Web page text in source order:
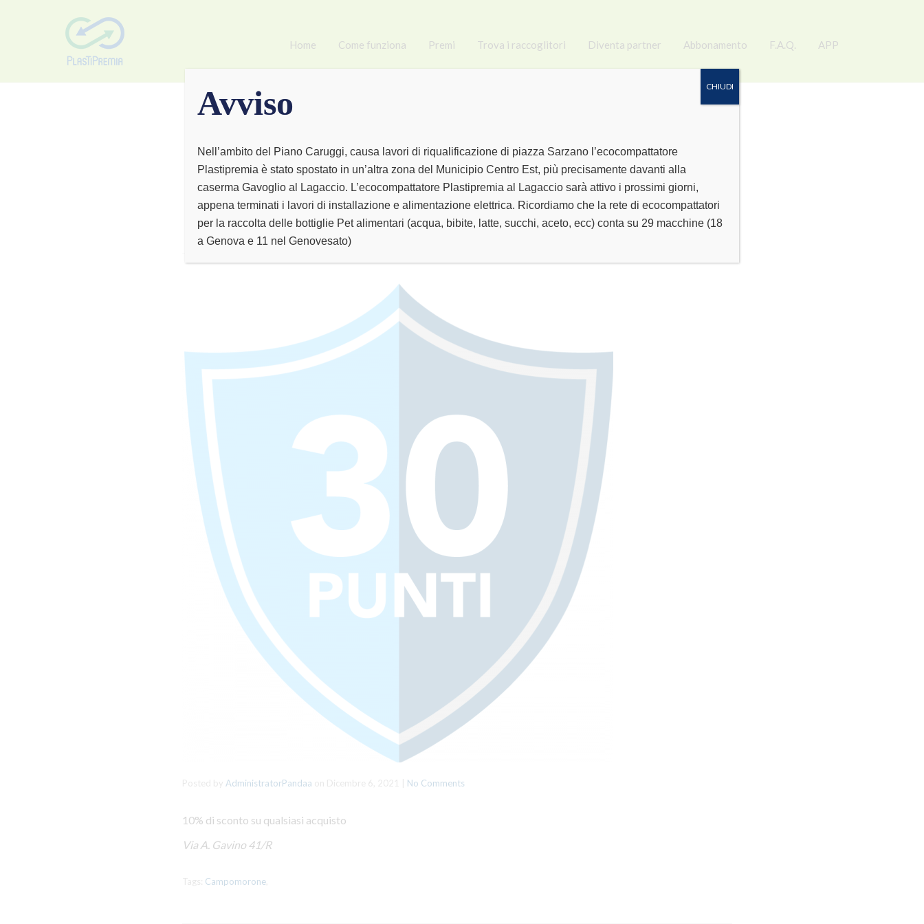
Home Come funziona Premi Trova i raccoglitori Diventa partner Abbonamento F.A.Q. APP
BRUZZO ABBIGLIAMENTO
AdministratorPandaa No Comments
10% di sconto su qualsiasi acquisto
Via A. Gavino 41/R
Campomorone,
Avviso
Nell’ambito del Piano Caruggi, causa lavori di riqualificazione di piazza Sarzano l’ecocompattatore
Plastipremia è stato spostato in un’altra zona del Municipio Centro Est, più precisamente davanti alla
caserma Gavoglio al Lagaccio. L’ecocompattatore Plastipremia al Lagaccio sarà attivo i prossimi giorni,
appena terminati i lavori di installazione e alimentazione elettrica. Ricordiamo che la rete di ecocompattatori
per la raccolta delle bottiglie Pet alimentari (acqua, bibite, latte, succhi, aceto, ecc) conta su 29 macchine (18
a Genova e 11 nel Genovesato)
CHIUDI